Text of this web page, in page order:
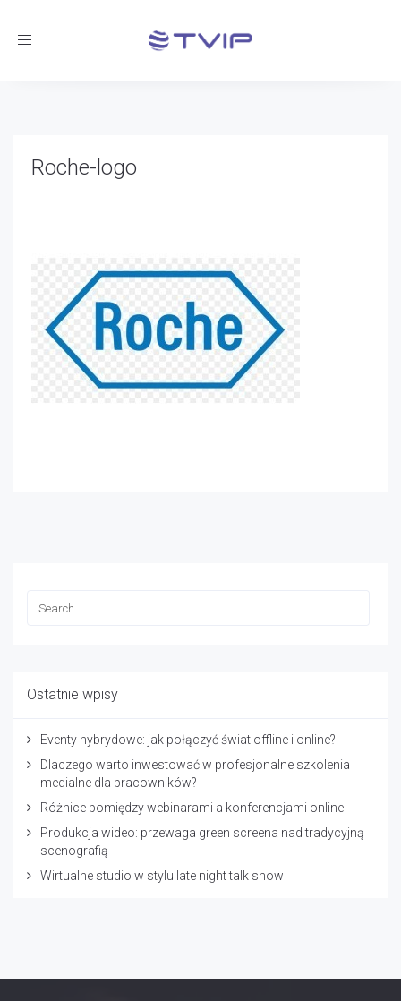
Toggle
Roche-logo
Ostatnie wpisy
Eventy hybrydowe: jak połączyć świat offline i online?
Dlaczego warto inwestować w profesjonalne szkolenia
medialne dla pracowników?
Różnice pomiędzy webinarami a konferencjami online
Produkcja wideo: przewaga green screena nad tradycyjną
scenografią
Wirtualne studio w stylu late night talk show